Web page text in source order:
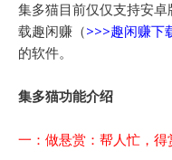
集多猫目前仅仅支持安
载趣闲赚（>>>趣闲赚下
的软件。
集多猫功能介绍
一：做悬赏：帮人忙，得